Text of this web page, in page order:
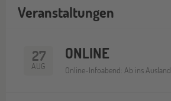
Veranstaltungen
27
AUG
ONLINE
Online-Infoabend: Ab ins Ausland